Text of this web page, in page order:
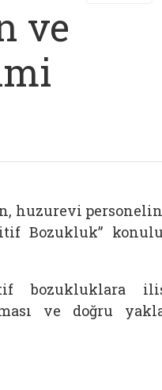
ve
huzurevi
Bozukluk”
bozukluklara
ve doğru